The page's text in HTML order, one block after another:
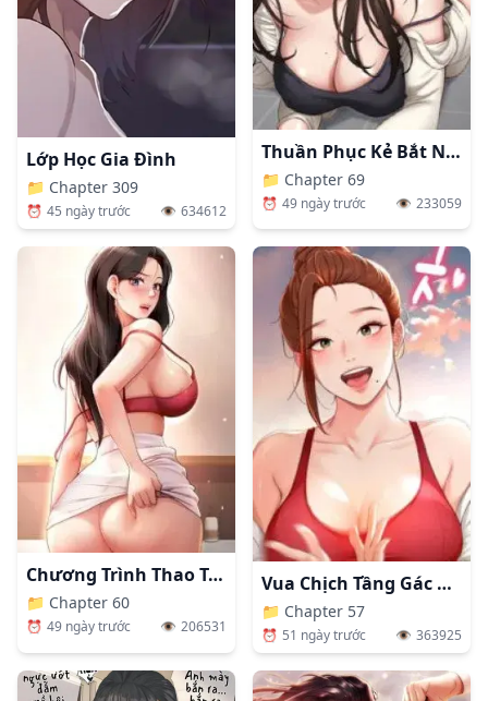
Lớp Học Gia Đình
📁 Chapter 309
⏰ 45 ngày trước 👁️ 634612
Thuần Phục Kẻ Bắt Nạt
📁 Chapter 69
⏰ 49 ngày trước 👁️ 233059
Chương Trình Thao Túng Nhận Thức
📁 Chapter 60
⏰ 49 ngày trước 👁️ 206531
Vua Chịch Tầng Gác Mái
📁 Chapter 57
⏰ 51 ngày trước 👁️ 363925